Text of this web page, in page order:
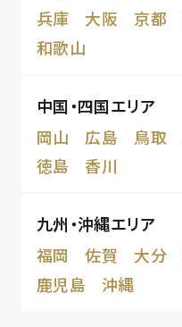
兵庫
大阪 京都
和歌山
中国・四国エリア
岡山
広島 鳥取
徳島
香川
九州・沖縄エリア
福岡
佐賀 大分
鹿児島
沖縄